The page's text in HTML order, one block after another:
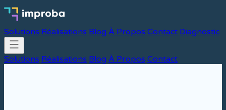
Solutions Réalisations Blog À Propos Contact Diagnostic
Solutions Réalisations Blog À Propos Contact